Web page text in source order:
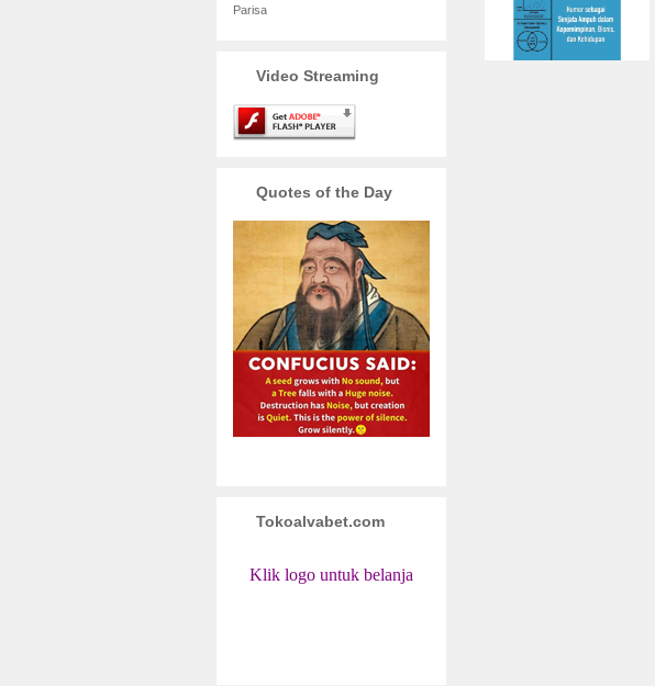
Parisa
Video Streaming
Quotes of the Day
Tokoalvabet.com
Klik logo untuk belanja